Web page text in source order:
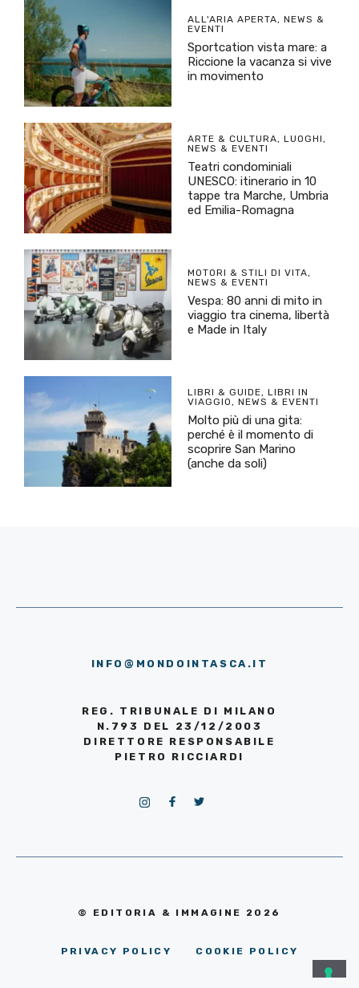
ALL'ARIA APERTA, NEWS &
EVENTI
Sportcation vista mare: a
Riccione la vacanza si vive
in movimento
ARTE & CULTURA, LUOGHI,
NEWS & EVENTI
Teatri condominiali
UNESCO: itinerario in 10
tappe tra Marche, Umbria
ed Emilia-Romagna
MOTORI & STILI DI VITA,
NEWS & EVENTI
Vespa: 80 anni di mito in
viaggio tra cinema, libertà
e Made in Italy
LIBRI & GUIDE, LIBRI IN
VIAGGIO, NEWS & EVENTI
Molto più di una gita:
perché è il momento di
scoprire San Marino
(anche da soli)
INFO@MONDOINTASCA.IT
REG. TRIBUNALE DI MILANO
N.793 DEL 23/12/2003
DIRETTORE RESPONSABILE
PIETRO RICCIARDI
© EDITORIA & IMMAGINE 2026
PRIVACY POLICY COOKIE POLICY